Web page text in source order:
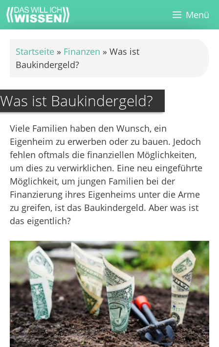
Zum
Inhalt
springen
Menü
Startseite » Finanzen » Was ist
Baukindergeld?
Was ist Baukindergeld?
Viele Familien haben den Wunsch, ein
Eigenheim zu erwerben oder zu bauen. Jedoch
fehlen oftmals die finanziellen Möglichkeiten,
um dies zu verwirklichen. Eine neu eingeführte
Möglichkeit, um jungen Familien bei der
Finanzierung ihres Eigenheims unter die Arme
zu greifen, ist das Baukindergeld. Aber was ist
das eigentlich?